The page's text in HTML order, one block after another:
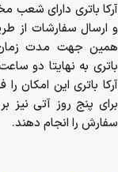
آرکا باتری دارای
و ارسال سفارشات از
همین جهت مدت زمان
باتری به نهایتا دو
آرکا باتری این امکان را
برای پنج روز آتی
سفارش را انجام دهند.